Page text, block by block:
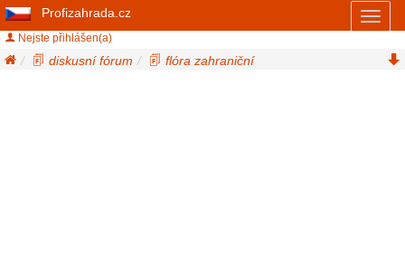
Profizahrada.cz
Nejste přihlášen(a)
diskusní fórum
flóra zahraniční